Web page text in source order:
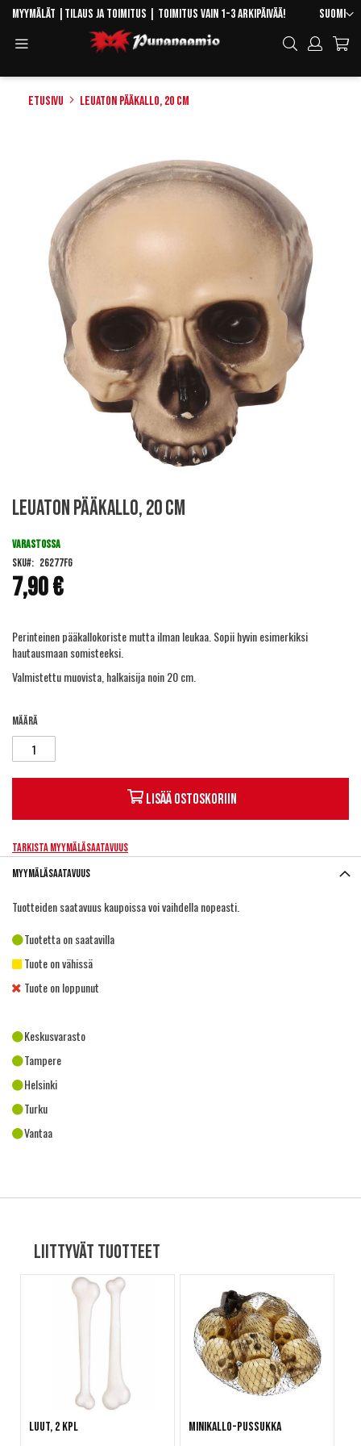
Skip
Content
Kieli
Suomi
Myymälät Tilaus ja toimitus | Toimitus vain 1-3 arkipäivää!
Hae
Etusivu Leuaton pääkallo, 20 cm
beginning
the
images
gallery
Leuaton pääkallo, 20 cm
7,90 €
VARASTOSSA
SKU
26277FG
Perinteinen pääkallokoriste mutta ilman leukaa. Sopii hyvin esimerkiksi
hautausmaan somisteeksi.
Valmistettu muovista, halkaisija noin 20 cm.
Määrä
Lisää ostoskoriin
Tarkista myymäläsaatavuus
Myymäläsaatavuus
Tuotteiden saatavuus kaupoissa voi vaihdella nopeasti.
Tuotetta on saatavilla
Tuote on vähissä
Tuote on loppunut
Keskusvarasto
Tampere
Helsinki
Turku
Vantaa
Liittyvät tuotteet
Luut, 2 kpl Minikallo-pussukka